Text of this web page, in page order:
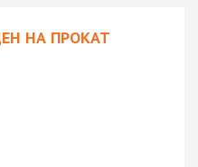
НА ПРОКАТ